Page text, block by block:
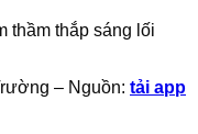
– Nguồn: tải app